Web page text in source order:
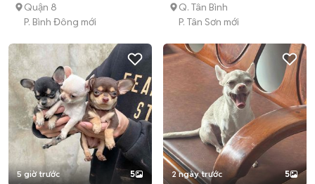
Quận 8
P. Bình Đông mới
Q. Tân Bình
P. Tân Sơn mới
5 giờ trước 5 2 ngày trước 5